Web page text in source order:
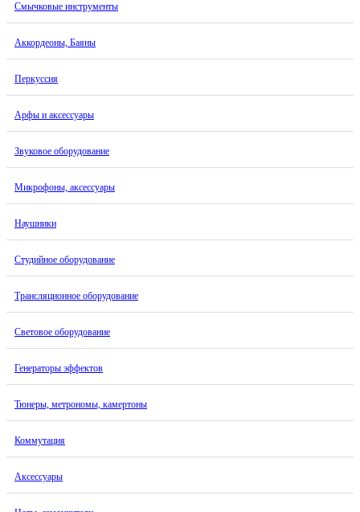
Смычковые инструменты
Аккордеоны, Баяны
Перкуссия
Арфы и аксессуары
Звуковое оборудование
Микрофоны, аксессуары
Наушники
Студийное оборудование
Трансляционное оборудование
Световое оборудование
Генераторы эффектов
Тюнеры, метрономы, камертоны
Коммутация
Аксессуары